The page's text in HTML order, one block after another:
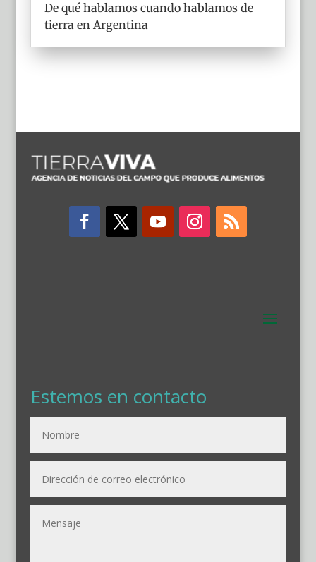
De qué hablamos cuando hablamos de
tierra en Argentina
Estemos en contacto